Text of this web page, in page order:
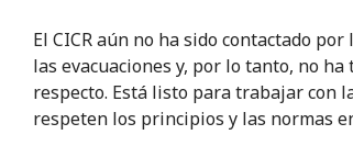
El CICR aún no ha sido contactado
las evacuaciones y, por lo tanto, no
respecto. Está listo para trabajar con
respeten los principios y las normas